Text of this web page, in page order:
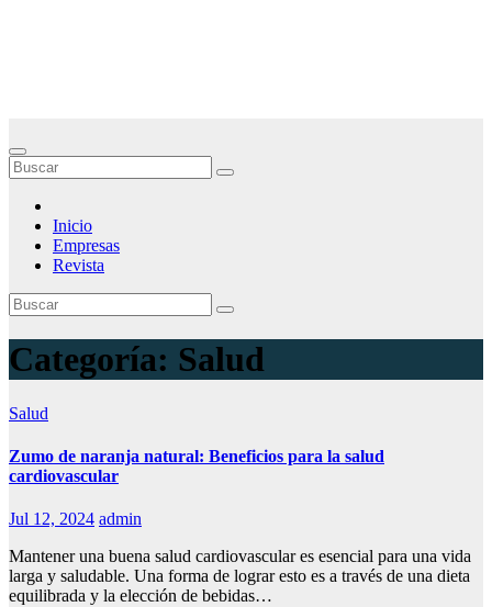
Inicio
Empresas
Revista
Categoría: Salud
Salud
Zumo de naranja natural: Beneficios para la salud
cardiovascular
Jul 12, 2024 admin
Mantener una buena salud cardiovascular es esencial para una vida
larga y saludable. Una forma de lograr esto es a través de una dieta
equilibrada y la elección de bebidas…